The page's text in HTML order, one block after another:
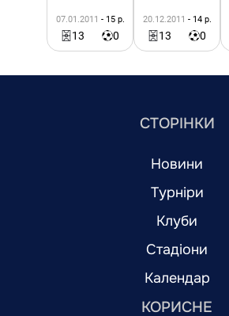
07.01.2011 - 15 р.
13 0
20.12.2011 - 14 р.
13 0
СТОРІНКИ
Новини
Турніри
Клуби
Стадіони
Календар
КОРИСНЕ